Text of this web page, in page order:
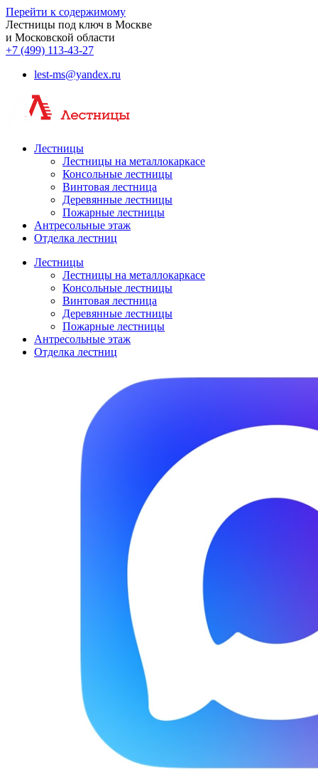
Перейти к содержимому
Лестницы под ключ в Москве
и Московской области
+7 (499) 113-43-27
lest-ms@yandex.ru
Лестницы
Лестницы на металлокаркасе
Консольные лестницы
Винтовая лестница
Деревянные лестницы
Пожарные лестницы
Антресольные этаж
Отделка лестниц
Лестницы
Лестницы на металлокаркасе
Консольные лестницы
Винтовая лестница
Деревянные лестницы
Пожарные лестницы
Антресольные этаж
Отделка лестниц